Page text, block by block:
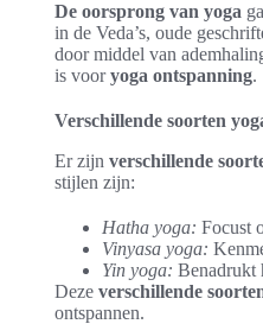
De oorsprong van yoga
in de Veda’s, oude
door middel van
is vooryoga ontspanning.
Verschillende soorten
Er zijn verschillende
stijlen zijn:
Hatha yoga: Focust
Vinyasa yoga:
Yin yoga: Benadrukt
Deze verschillende
ontspannen.